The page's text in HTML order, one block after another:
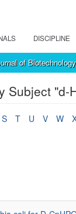
DISCIPLINE
of
Subject "d-
S T U V W